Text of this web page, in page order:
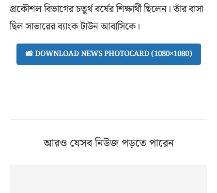
প্রকৌশল বিভাগের চতুর্থ বর্ষের শিক্ষার্থী ছিলেন। তাঁর বাসা
ছিল সাভারের ব্যাংক টাউন আবাসিকে।
📸 DOWNLOAD NEWS PHOTOCARD (1080×1080)
আরও যেসব নিউজ পড়তে পারেন